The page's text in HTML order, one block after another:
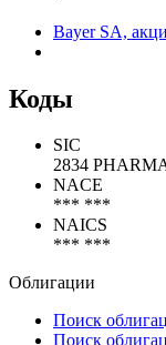
Bayer SA,
Коды
SIC
2834
NACE
*** ***
NAICS
*** ***
Облигации
Поиск
Поиск